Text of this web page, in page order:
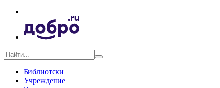
Библиотеки
Учреждение